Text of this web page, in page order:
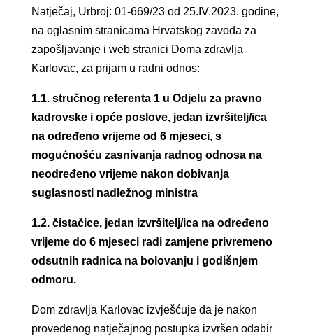
Natječaj, Urbroj: 01-669/23 od 25.IV.2023. godine,
na oglasnim stranicama Hrvatskog zavoda za
zapošljavanje i web stranici Doma zdravlja
Karlovac, za prijam u radni odnos:
1.1. stručnog referenta 1 u Odjelu za pravno
kadrovske i opće poslove, jedan izvršitelj/ica
na određeno vrijeme od 6 mjeseci, s
mogućnošću zasnivanja radnog odnosa na
neodređeno vrijeme nakon dobivanja
suglasnosti nadležnog ministra
1.2. čistačice, jedan izvršitelj/ica na određeno
vrijeme do 6 mjeseci radi zamjene privremeno
odsutnih radnica na bolovanju i godišnjem
odmoru.
Dom zdravlja Karlovac izvješćuje da je nakon
provedenog natječajnog postupka izvršen odabir